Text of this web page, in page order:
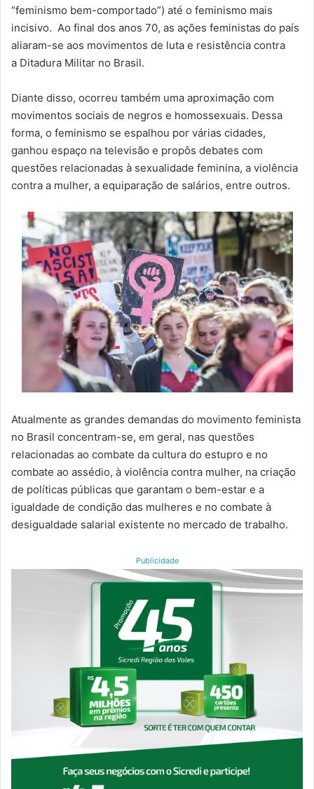
“feminismo bem-comportado”) até o feminismo mais
incisivo. Ao final dos anos 70, as ações feministas do país
aliaram-se aos movimentos de luta e resistência contra
a Ditadura Militar no Brasil.
Diante disso, ocorreu também uma aproximação com
movimentos sociais de negros e homossexuais. Dessa
forma, o feminismo se espalhou por várias cidades,
ganhou espaço na televisão e propôs debates com
questões relacionadas à sexualidade feminina, a violência
contra a mulher, a equiparação de salários, entre outros.
Atualmente as grandes demandas do movimento feminista
no Brasil concentram-se, em geral, nas questões
relacionadas ao combate da cultura do estupro e no
combate ao assédio, à violência contra mulher, na criação
de políticas públicas que garantam o bem-estar e a
igualdade de condição das mulheres e no combate à
desigualdade salarial existente no mercado de trabalho.
Publicidade